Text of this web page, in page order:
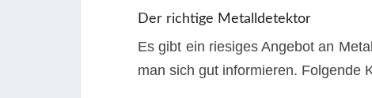
Der richtige Metalldetektor
Es gibt ein riesiges Angebot an
man sich gut informieren. Folgende